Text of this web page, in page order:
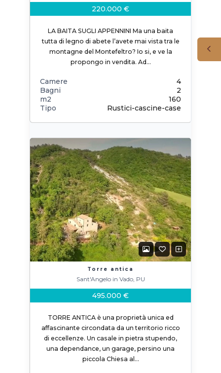
220.000 €
LA BAITA SUGLI APPENNINI Ma una baita
tutta di legno di abete l’avete mai vista tra le
montagne del Montefeltro? Io si, e ve la
propongo in vendita. Ad…
Camere
4
Bagni
2
m2
160
Tipo
Rustici-cascine-case
Torre antica
Sant'Angelo in Vado, PU
495.000 €
TORRE ANTICA è una proprietà unica ed
affascinante circondata da un territorio ricco
di eccellenze. Un casale in pietra stupendo,
una dependance, un garage, persino una
piccola Chiesa al…